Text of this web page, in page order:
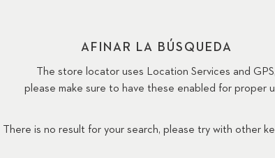
AFINAR LA BÚSQUEDA
The store locator uses Location Services and GPS,
please make sure to have these enabled for proper
There is no result for your search, please try with other